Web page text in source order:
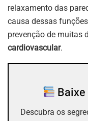
relaxamento das
causa dessas
prevenção de muitas
cardiovascular.
Descubra os